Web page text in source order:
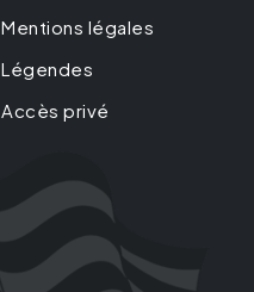
Mentions légales
Légendes
Accès privé